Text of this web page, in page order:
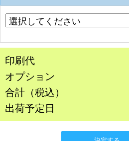
印刷代
オプション
合計（税込）
出荷予定日